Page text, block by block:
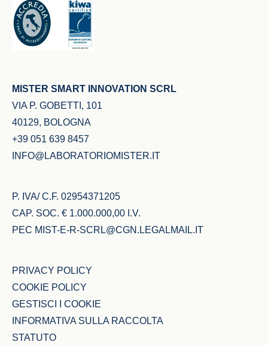
MISTER SMART INNOVATION SCRL
VIA P. GOBETTI, 101
40129, BOLOGNA
+39 051 639 8457
INFO@LABORATORIOMISTER.IT
P. IVA/ C.F. 02954371205
CAP. SOC. € 1.000.000,00 I.V.
PEC MIST-E-R-SCRL@CGN.LEGALMAIL.IT
PRIVACY POLICY
COOKIE POLICY
GESTISCI I COOKIE
INFORMATIVA SULLA RACCOLTA
STATUTO